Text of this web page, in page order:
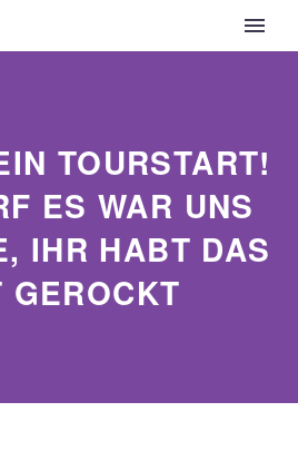
TOURSTART!
ES WAR UNS
IHR HABT DAS
GEROCKT